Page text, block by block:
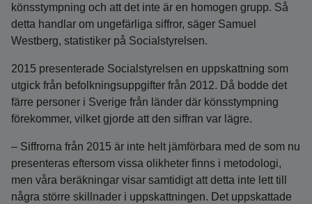
könsstympning och att det inte är en homogen grupp. Så
detta handlar om ungefärliga siffror, säger Samuel
Westberg, statistiker på Socialstyrelsen.
2015 presenterade Socialstyrelsen en uppskattning som
utgick från befolkningsuppgifter från 2012. Då bodde det
färre personer i Sverige från länder där könsstympning
förekommer, vilket gjorde att den siffran var lägre.
– Siffrorna från 2015 är inte helt jämförbara med de som nu
presenteras eftersom vissa olikheter finns i metodologi,
men våra beräkningar visar samtidigt att detta inte lett till
några större skillnader i uppskattningen. Det uppskattade